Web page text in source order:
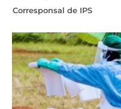
Corresponsal de IPS